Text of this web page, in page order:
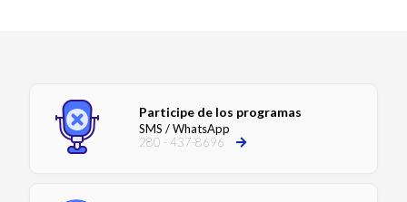
Participe de los programas
SMS / WhatsApp
280 - 437-8696